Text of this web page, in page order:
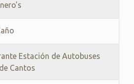
Estación de Autobuses
Cantos